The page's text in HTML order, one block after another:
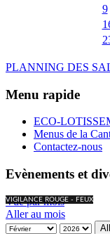
9
PLANNING DES
Menu rapide
ECO-
Menus de la
Contactez-nous
Evènements et
VIGILANCE ROUGE - FEUX
Vue par mois
Aller au mois